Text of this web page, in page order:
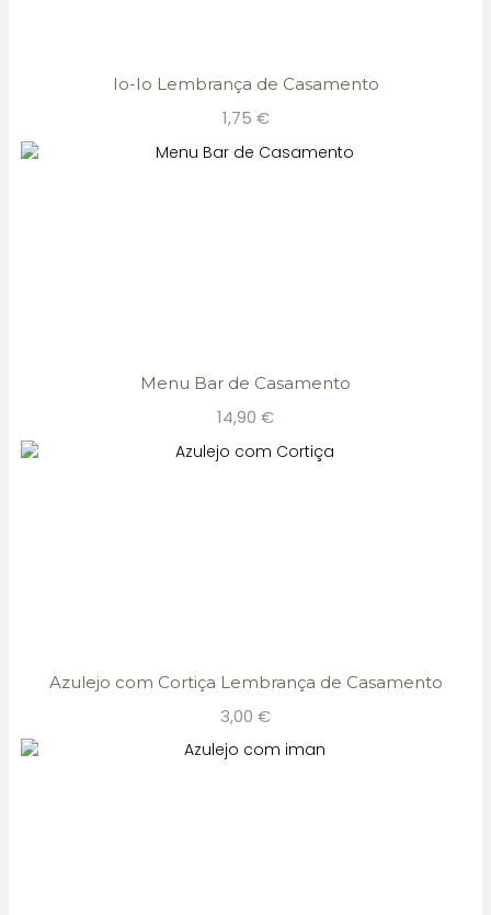
Io-Io Lembrança de Casamento
1,75 €
Menu Bar de Casamento
14,90 €
Azulejo com Cortiça Lembrança de Casamento
3,00 €